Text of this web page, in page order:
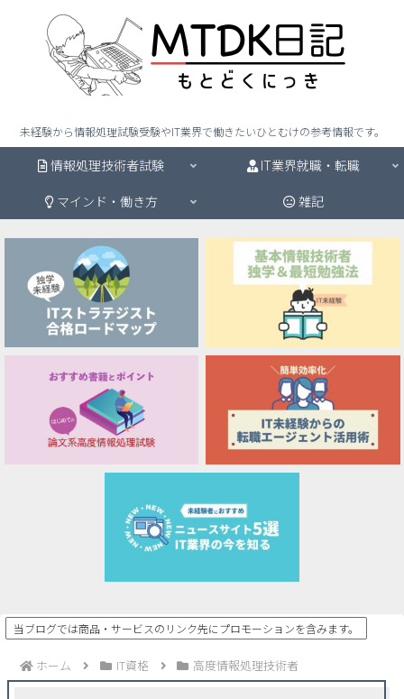
未経験から情報処理試験受験やIT業界で働きたいひとむけの参考情報です。
情報処理技術者試験
IT業界就職・転職
マインド・働き方
雑記
当ブログでは商品・サービスのリンク先にプロモーションを含みます。
ホーム IT資格 高度情報処理技術者